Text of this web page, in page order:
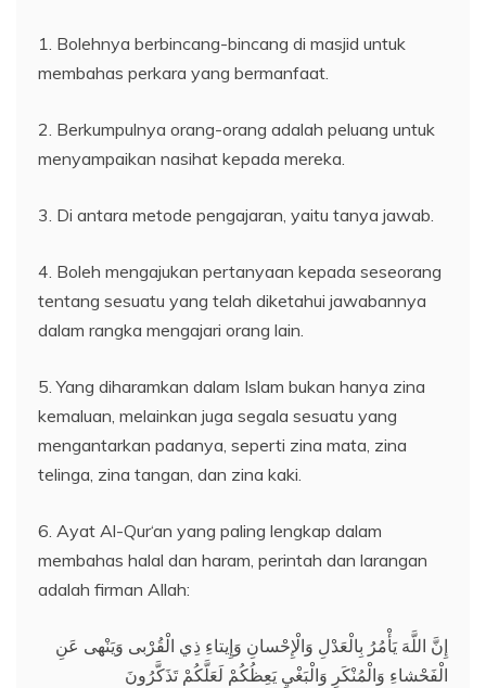
1. Bolehnya berbincang-bincang di masjid untuk
membahas perkara yang bermanfaat.
2. Berkumpulnya orang-orang adalah peluang untuk
menyampaikan nasihat kepada mereka.
3. Di antara metode pengajaran, yaitu tanya jawab.
4. Boleh mengajukan pertanyaan kepada seseorang
tentang sesuatu yang telah diketahui jawabannya
dalam rangka mengajari orang lain.
5. Yang diharamkan dalam Islam bukan hanya zina
kemaluan, melainkan juga segala sesuatu yang
mengantarkan padanya, seperti zina mata, zina
telinga, zina tangan, dan zina kaki.
6. Ayat Al-Qur‘an yang paling lengkap dalam
membahas halal dan haram, perintah dan larangan
adalah firman Allah:
إِنَّ اللَّهَ يَأْمُرُ بِالْعَدْلِ وَالْإِحْسانِ وَإِيتاءِ ذِي الْقُرْبى وَيَنْهى عَنِ
الْفَحْشاءِ وَالْمُنْكَرِ وَالْبَغْيِ يَعِظُكُمْ لَعَلَّكُمْ تَذَكَّرُونَ